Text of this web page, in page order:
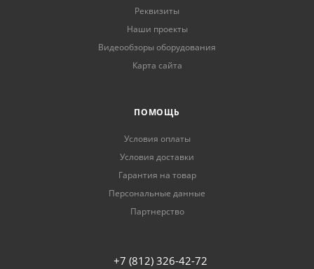
Реквизиты
Наши проекты
Видеообзоры оборудования
Карта сайта
ПОМОЩЬ
Условия оплаты
Условия доставки
Гарантия на товар
Персональные данные
Партнерство
+7 (812) 326-42-72